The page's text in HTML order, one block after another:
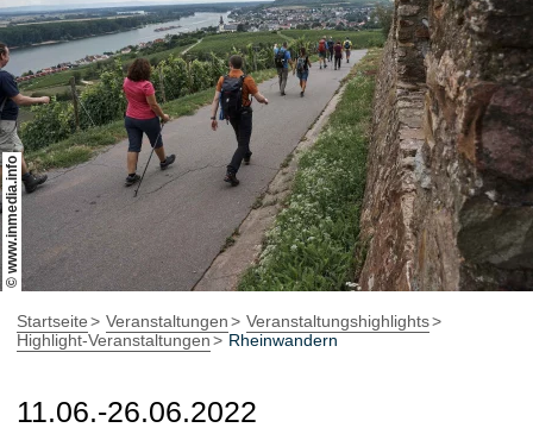
Kultur & Städte
Veranstaltungen
Buchung & Service
Shop Rheinhessen-Blog Karte
© www.inmedia.info
Startseite Veranstaltungen
Veranstaltungshighlights
Highlight-Veranstaltungen
Rheinwandern
11.06.-26.06.2022